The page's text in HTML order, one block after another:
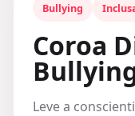
Bullying
Coroa
Leve a